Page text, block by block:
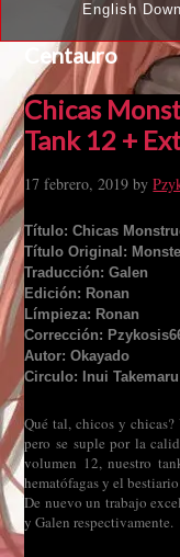
English
Centauro
Chicas
Tank 12 +
17 febrero, 2019 by
Título: Chicas
Título Original:
Traducción: Galen
Edición: Ronan
Límpieza: Ronan
Corrección:
Autor: Okayado
Circulo: Inui Takemaru
Qué tal, chicos y
pero se suple por la
volumen 12, nuestro
hematófagas y el
De nuevo un trabajo
y Galen respectivamente.